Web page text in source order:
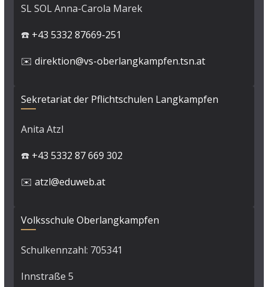
SL SOL Anna-Carola Marek
☎️ +43 5332 87669-251
✉️ direktion@vs-oberlangkampfen.tsn.at
Sekretariat der Pflichtschulen Langkampfen
Anita Atzl
☎️ +43 5332 87 669 302
✉️ atzl@eduweb.at
Volksschule Oberlangkampfen
Schulkennzahl: 705341
Innstraße 5